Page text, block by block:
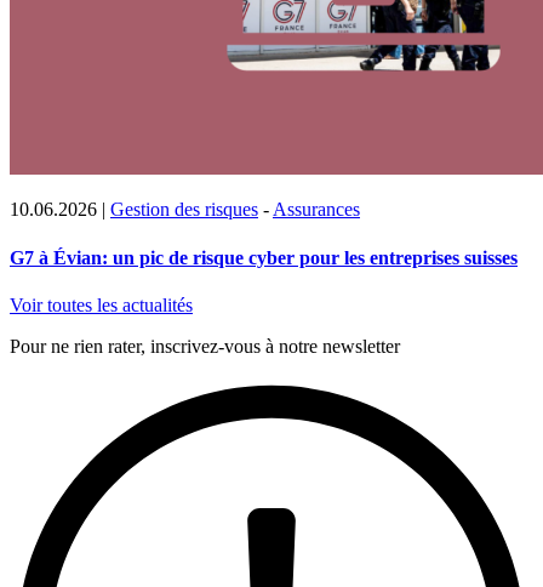
10.06.2026 | Gestion des risques - Assurances
G7 à Évian: un pic de risque cyber pour les entreprises suisses
Voir toutes les actualités
Pour ne rien rater, inscrivez-vous à notre newsletter